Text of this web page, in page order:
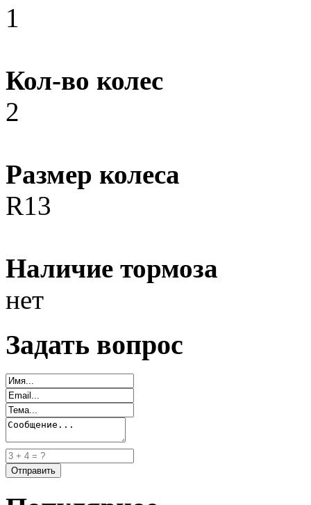
1
Кол-во колес
2
Размер колеса
R13
Наличие тормоза
нет
Задать вопрос